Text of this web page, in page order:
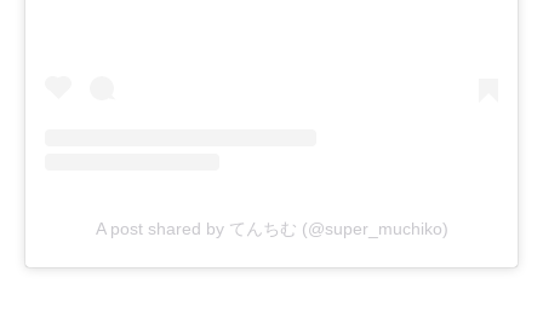
A post shared by てんちむ (@super_muchiko)